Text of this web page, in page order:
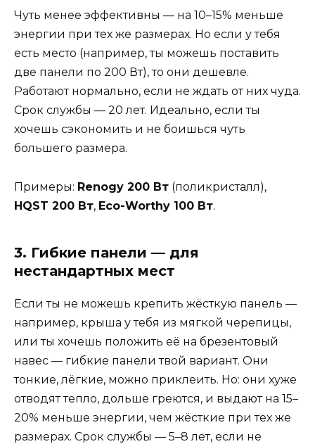
Чуть менее эффективны — на 10–15% меньше
энергии при тех же размерах. Но если у тебя
есть место (например, ты можешь поставить
две панели по 200 Вт), то они дешевле.
Работают нормально, если не ждать от них чуда.
Срок службы — 20 лет. Идеально, если ты
хочешь сэкономить и не боишься чуть
большего размера.
Примеры: Renogy 200 Вт (поликристалл),
HQST 200 Вт, Eco-Worthy 100 Вт.
3. Гибкие панели — для
нестандартных мест
Если ты не можешь крепить жёсткую панель —
например, крыша у тебя из мягкой черепицы,
или ты хочешь положить её на брезентовый
навес — гибкие панели твой вариант. Они
тонкие, лёгкие, можно приклеить. Но: они хуже
отводят тепло, дольше греются, и выдают на 15–
20% меньше энергии, чем жёсткие при тех же
размерах. Срок службы — 5–8 лет, если не